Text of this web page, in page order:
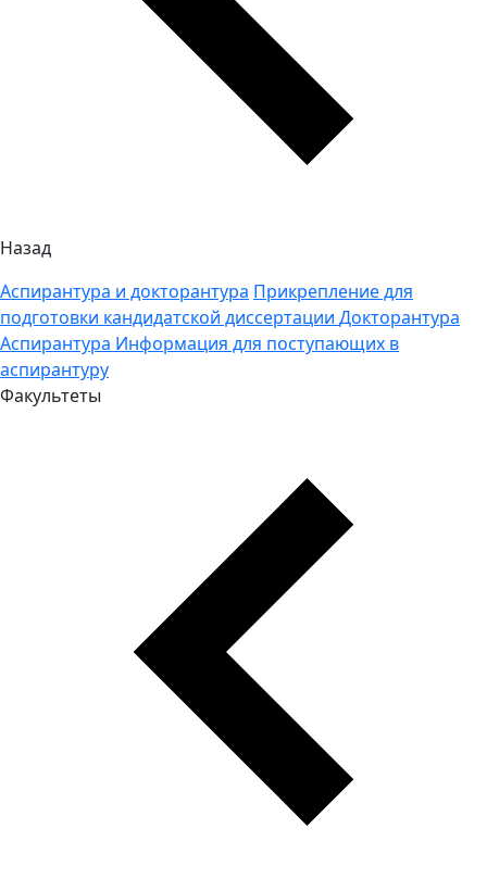
Назад
Аспирантура и докторантура Прикрепление для
подготовки кандидатской диссертации Докторантура
Аспирантура Информация для поступающих в
аспирантуру
Факультеты